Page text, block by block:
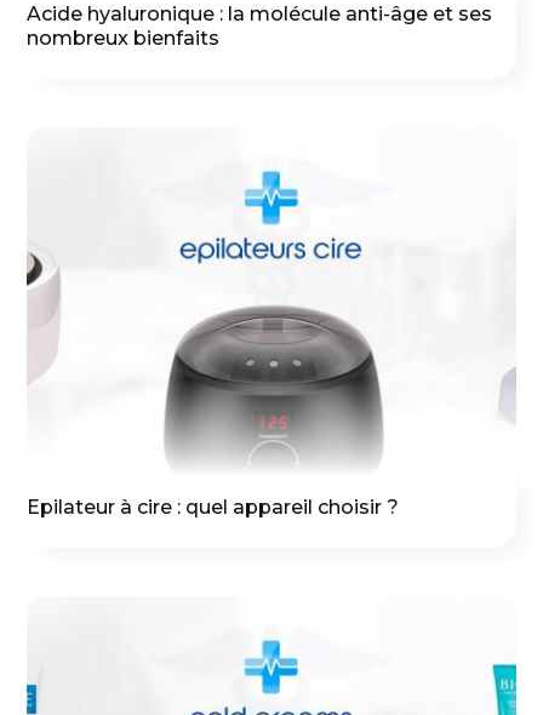
Acide hyaluronique : la molécule anti-âge et ses
nombreux bienfaits
Epilateur à cire : quel appareil choisir ?